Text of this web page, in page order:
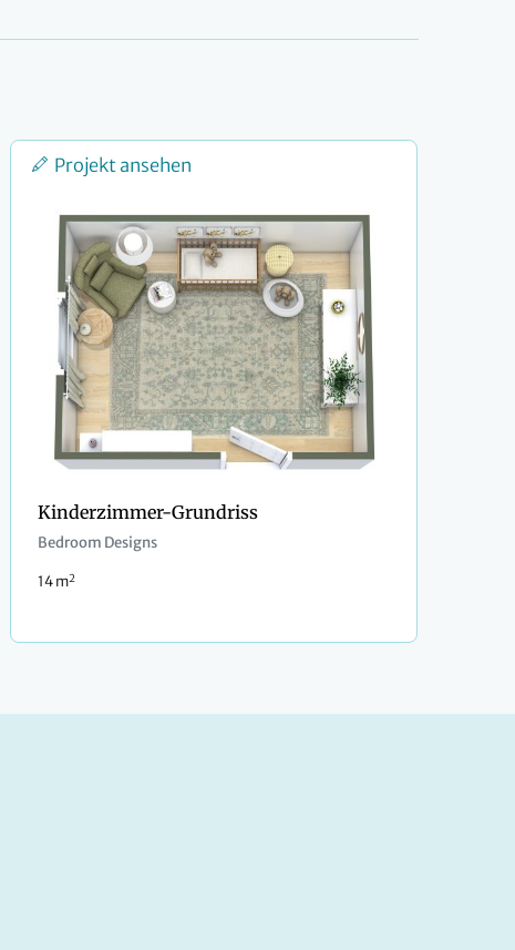
Projekt ansehen
Kinderzimmer-Grundriss
Bedroom Designs
14 m2